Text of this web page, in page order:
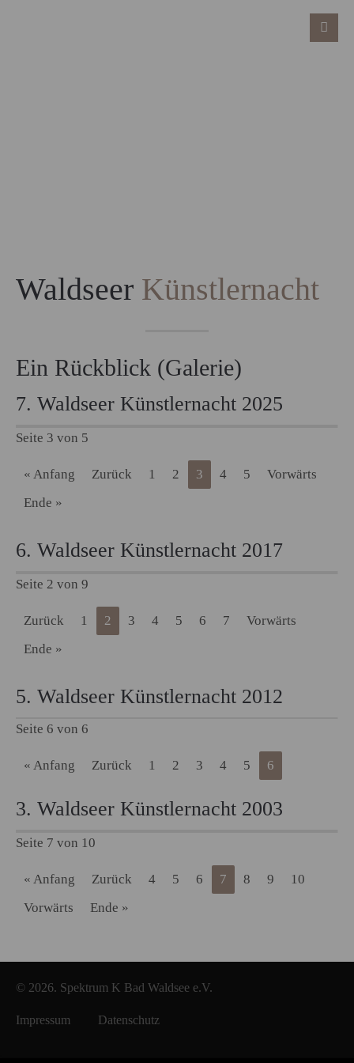
Waldseer Künstlernacht
Ein Rückblick (Galerie)
7. Waldseer Künstlernacht 2025
Seite 3 von 5
« Anfang Zurück 1 2 3 4 5
Vorwärts
Ende »
6. Waldseer Künstlernacht 2017
Seite 2 von 9
Zurück 1 2 3 4 5 6 7
Vorwärts
Ende »
5. Waldseer Künstlernacht 2012
Seite 6 von 6
« Anfang Zurück 1 2 3 4 5 6
3. Waldseer Künstlernacht 2003
Seite 7 von 10
« Anfang Zurück 4 5 6 7 8 9
10
Vorwärts
Ende »
© 2026. Spektrum K Bad Waldsee e.V.
Impressum Datenschutz